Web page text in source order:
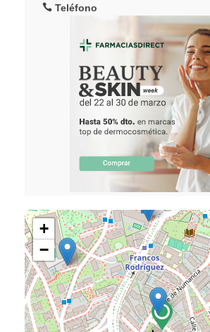
Teléfono
+
−